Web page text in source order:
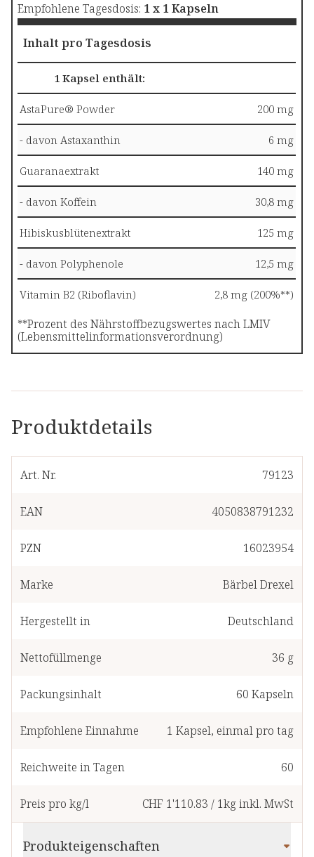
Produktdetails
Art. Nr. 79123
EAN 4050838791232
PZN 16023954
Marke Bärbel Drexel
Hergestellt in Deutschland
Nettofüllmenge 36 g
Packungsinhalt 60 Kapseln
Empfohlene Einnahme 1 Kapsel, einmal pro tag
Reichweite in Tagen 60
Preis pro kg/l CHF 1'110.83 / 1kginkl. MwSt
Produkteigenschaften
Empfohlene Tagesdosis: 1 x 1 Kapseln
Inhalt pro Tagesdosis
1 Kapsel enthält:
AstaPure® Powder 200 mg
- davon Astaxanthin 6 mg
Guaranaextrakt 140 mg
- davon Koffein 30,8 mg
Hibiskusblütenextrakt 125 mg
- davon Polyphenole 12,5 mg
Vitamin B2 (Riboflavin) 2,8 mg (200%**)
**Prozent des Nährstoffbezugswertes nach LMIV
(Lebensmittelinformationsverordnung)